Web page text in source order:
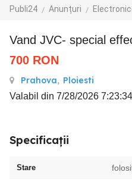
Publi24 Anunțuri
Vand JVC- special
700 RON
Prahova, Ploiesti
Valabil din 7/28/2026
Specificații
Stare